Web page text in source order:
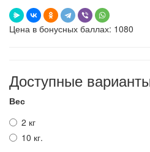
Цена в бонусных баллах: 1080
Доступные
Вес
2 кг
10 кг.